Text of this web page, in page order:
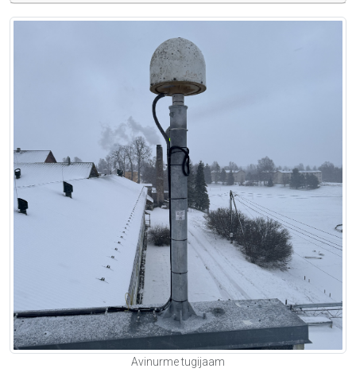
Avinurme tugijaam